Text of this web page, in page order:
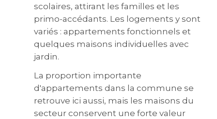
scolaires, attirant les familles et les
primo-accédants. Les logements y sont
variés : appartements fonctionnels et
quelques maisons individuelles avec
jardin.
La proportion importante
d'appartements dans la commune se
retrouve ici aussi, mais les maisons du
secteur conservent une forte valeur